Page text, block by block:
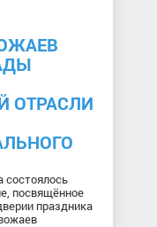
ОТРАСЛИ
состоялось
посвящённое
праздника